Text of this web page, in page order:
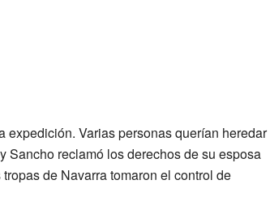
expedición. Varias personas querían heredar
Sancho reclamó los derechos de su esposa
de Navarra tomaron el control de